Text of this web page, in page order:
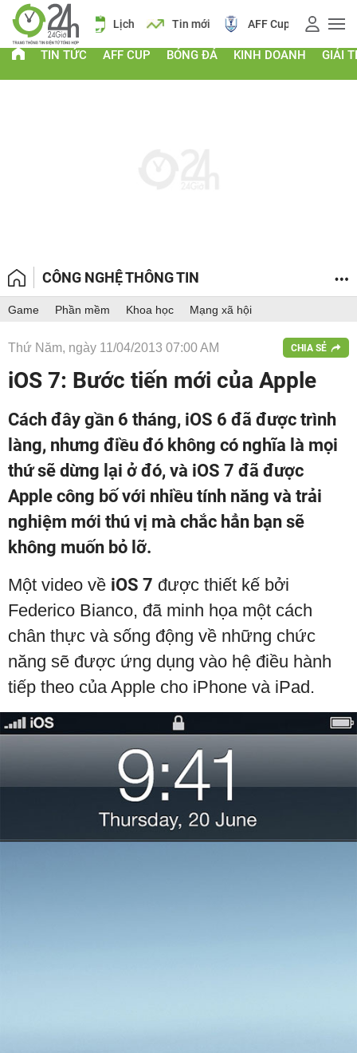
Lịch Tin mới AFF Cup Giá vàng
TIN TỨC AFF CUP BÓNG ĐÁ KINH DOANH GIẢI
CÔNG NGHỆ THÔNG TIN
Game Phần mềm Khoa học Mạng xã hội
Thứ Năm, ngày 11/04/2013 07:00 AM CHIA SẺ
iOS 7: Bước tiến mới của Apple
Cách đây gần 6 tháng, iOS 6 đã được trình
làng, nhưng điều đó không có nghĩa là mọi
thứ sẽ dừng lại ở đó, và iOS 7 đã được
Apple công bố với nhiều tính năng và trải
nghiệm mới thú vị mà chắc hẳn bạn sẽ
không muốn bỏ lỡ.
Một video về iOS 7 được thiết kế bởi
Federico Bianco, đã minh họa một cách
chân thực và sống động về những chức
năng sẽ được ứng dụng vào hệ điều hành
tiếp theo của Apple cho iPhone và iPad.